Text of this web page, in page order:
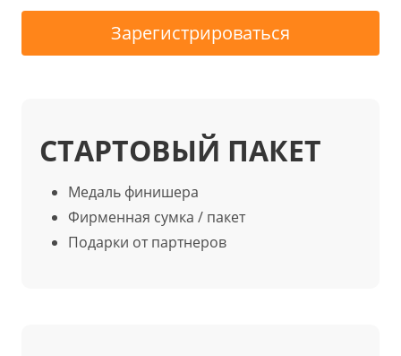
Зарегистрироваться
СТАРТОВЫЙ ПАКЕТ
Медаль финишера
Фирменная сумка / пакет
Подарки от партнеров